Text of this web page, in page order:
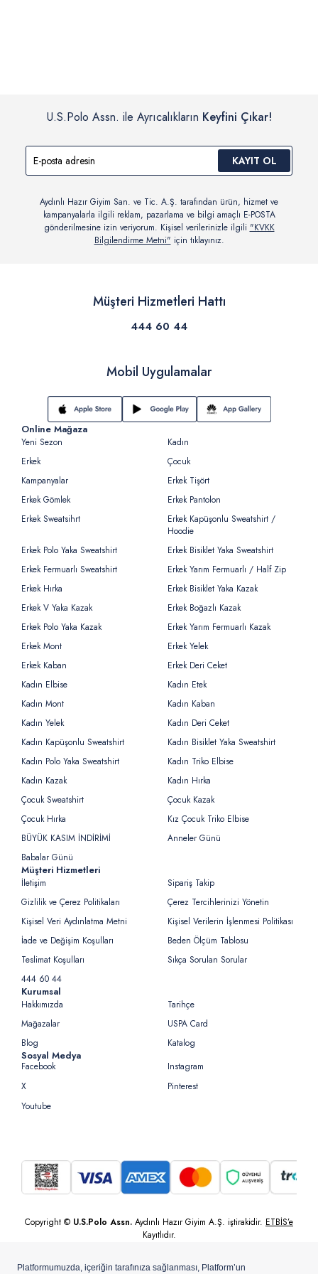
U.S.Polo Assn. ile Ayrıcalıkların Keyfini Çıkar!
KAYIT OL
Aydınlı Hazır Giyim San. ve Tic. A.Ş. tarafından ürün, hizmet ve
kampanyalarla ilgili reklam, pazarlama ve bilgi amaçlı E-POSTA
gönderilmesine izin veriyorum. Kişisel verilerinizle ilgili "KVKK
Bilgilendirme Metni" için tıklayınız.
Müşteri Hizmetleri Hattı
444 60 44
Mobil Uygulamalar
Online Mağaza
Yeni Sezon
Kadın
Erkek
Çocuk
Kampanyalar
Erkek Tişört
Erkek Gömlek
Erkek Pantolon
Erkek Sweatsihrt
Erkek Kapüşonlu Sweatshirt /
Hoodie
Erkek Polo Yaka Sweatshirt
Erkek Bisiklet Yaka Sweatshirt
Erkek Fermuarlı Sweatshirt
Erkek Yarım Fermuarlı / Half Zip
Erkek Hırka
Erkek Bisiklet Yaka Kazak
Erkek V Yaka Kazak
Erkek Boğazlı Kazak
Erkek Polo Yaka Kazak
Erkek Yarım Fermuarlı Kazak
Erkek Mont
Erkek Yelek
Erkek Kaban
Erkek Deri Ceket
Kadın Elbise
Kadın Etek
Kadın Mont
Kadın Kaban
Kadın Yelek
Kadın Deri Ceket
Kadın Kapüşonlu Sweatshirt
Kadın Bisiklet Yaka Sweatshirt
Kadın Polo Yaka Sweatshirt
Kadın Triko Elbise
Kadın Kazak
Kadın Hırka
Çocuk Sweatshirt
Çocuk Kazak
Çocuk Hırka
Kız Çocuk Triko Elbise
BÜYÜK KASIM İNDİRİMİ
Anneler Günü
Babalar Günü
Müşteri Hizmetleri
İletişim
Sipariş Takip
Gizlilik ve Çerez Politikaları
Çerez Tercihlerinizi Yönetin
Kişisel Veri Aydınlatma Metni
Kişisel Verilerin İşlenmesi Politikası
İade ve Değişim Koşulları
Beden Ölçüm Tablosu
Teslimat Koşulları
Sıkça Sorulan Sorular
444 60 44
Kurumsal
Hakkımızda
Tarihçe
Mağazalar
USPA Card
Blog
Katalog
Sosyal Medya
Facebook
Instagram
X
Pinterest
Youtube
Copyright © U.S.Polo Assn. Aydınlı Hazır Giyim A.Ş. iştirakidir. ETBİS’e
Kayıtlıdır.